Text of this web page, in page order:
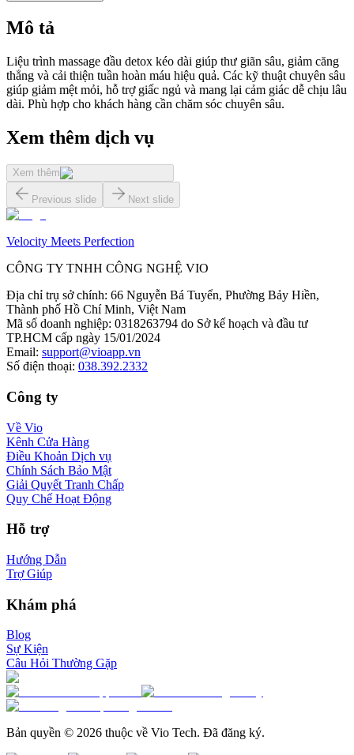
Mô tả
Liệu trình massage đầu detox kéo dài giúp thư giãn sâu, giảm căng
thẳng và cải thiện tuần hoàn máu hiệu quả. Các kỹ thuật chuyên sâu
giúp giảm mệt mỏi, hỗ trợ giấc ngủ và mang lại cảm giác dễ chịu lâu
dài. Phù hợp cho khách hàng cần chăm sóc chuyên sâu.
Xem thêm dịch vụ
Xem thêm
Previous slide Next slide
Velocity Meets Perfection
CÔNG TY TNHH CÔNG NGHỆ VIO
Địa chỉ trụ sở chính: 66 Nguyễn Bá Tuyển, Phường Bảy Hiền,
Thành phố Hồ Chí Minh, Việt Nam
Mã số doanh nghiệp: 0318263794 do Sở kế hoạch và đầu tư
TP.HCM cấp ngày 15/01/2024
Email: support@vioapp.vn
Số điện thoại: 038.392.2332
Công ty
Về Vio
Kênh Cửa Hàng
Điều Khoản Dịch vụ
Chính Sách Bảo Mật
Giải Quyết Tranh Chấp
Quy Chế Hoạt Động
Hỗ trợ
Hướng Dẫn
Trợ Giúp
Khám phá
Blog
Sự Kiện
Câu Hỏi Thường Gặp
Bản quyền © 2026 thuộc về Vio Tech. Đã đăng ký.